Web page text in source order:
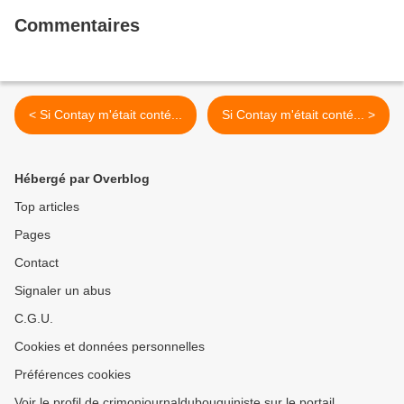
Commentaires
< Si Contay m'était conté... Si Contay m'était conté... >
Hébergé par Overblog
Top articles
Pages
Contact
Signaler un abus
C.G.U.
Cookies et données personnelles
Préférences cookies